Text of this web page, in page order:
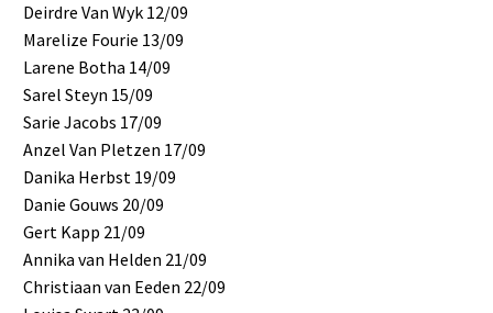
Deirdre Van Wyk 12/09
Marelize Fourie 13/09
Larene Botha 14/09
Sarel Steyn 15/09
Sarie Jacobs 17/09
Anzel Van Pletzen 17/09
Danika Herbst 19/09
Danie Gouws 20/09
Gert Kapp 21/09
Annika van Helden 21/09
Christiaan van Eeden 22/09